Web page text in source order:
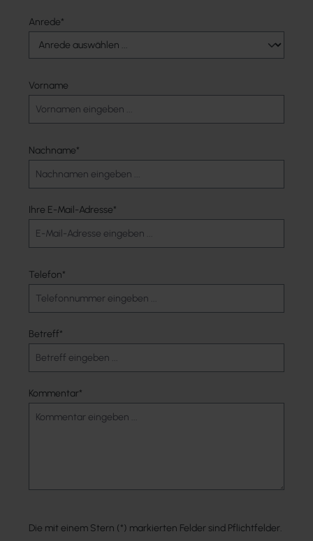
Anrede*
Vorname
Nachname*
Ihre E-Mail-Adresse*
Telefon*
Betreff*
Kommentar*
Die mit einem Stern (*) markierten Felder sind Pflichtfelder.